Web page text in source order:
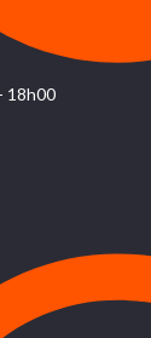
18h00